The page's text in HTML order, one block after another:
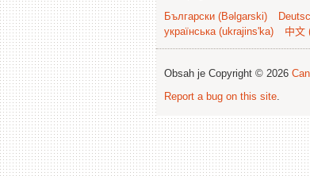
Български (Bəlgarski)
українська (ukrajins'ka)
中文
Obsah je Copyright © 2026
Report a bug on this site.